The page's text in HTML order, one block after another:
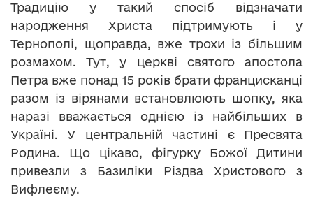
Традицію у такий спосіб відзначати
народження Христа підтримують і у
Тернополі, щоправда, вже трохи із більшим
розмахом. Тут, у церкві святого апостола
Петра вже понад 15 років брати францисканці
разом із вірянами встановлюють шопку, яка
наразі вважається однією із найбільших в
Україні. У центральній частині є Пресвята
Родина. Що цікаво, фігурку Божої Дитини
привезли з Базиліки Різдва Христового з
Вифлеєму.